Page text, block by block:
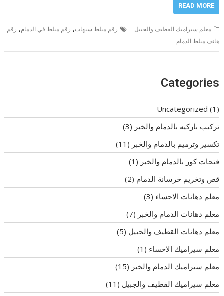
READ MORE
معلم سيراميك القطيف والجبيل رقم مبلط سيهات, رقم مبلط في الدمام, رقم
هاتف مبلط الدمام
Categories
Uncategorized (1)
تركيب باركيه بالدمام والخبر (3)
تكسير وترميم بالدمام والخبر (11)
فتحات كور بالدمام والخبر (1)
قص وتخريم خرسانة الدمام (2)
معلم دهانات الاحساء (3)
معلم دهانات الدمام والخبر (7)
معلم دهانات القطيف والجبيل (5)
معلم سيراميك الاحساء (1)
معلم سيراميك الدمام والخبر (15)
معلم سيراميك القطيف والجبيل (11)